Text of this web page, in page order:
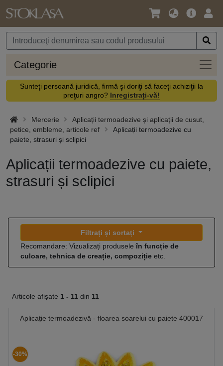
Limbă
Monedă
Meniul
Categorie
Sunteţi persoană juridică, firmă şi doriţi să faceţi achiziţii la
preţuri angro? Inregistrați-vă!
Mercerie
Aplicații termoadezive și aplicații de cusut,
petice, embleme, articole ref
Aplicații termoadezive cu
paiete, strasuri și sclipici
Aplicații termoadezive cu paiete,
strasuri și sclipici
Filtrați și sortați
Recomandare: Vizualizați produseleîn funcție de
culoare, tehnica de creație, compoziție etc.
Articole afișate 1 - 11 din 11
Aplicație termoadezivă - floarea soarelui cu paiete 400017
-30%